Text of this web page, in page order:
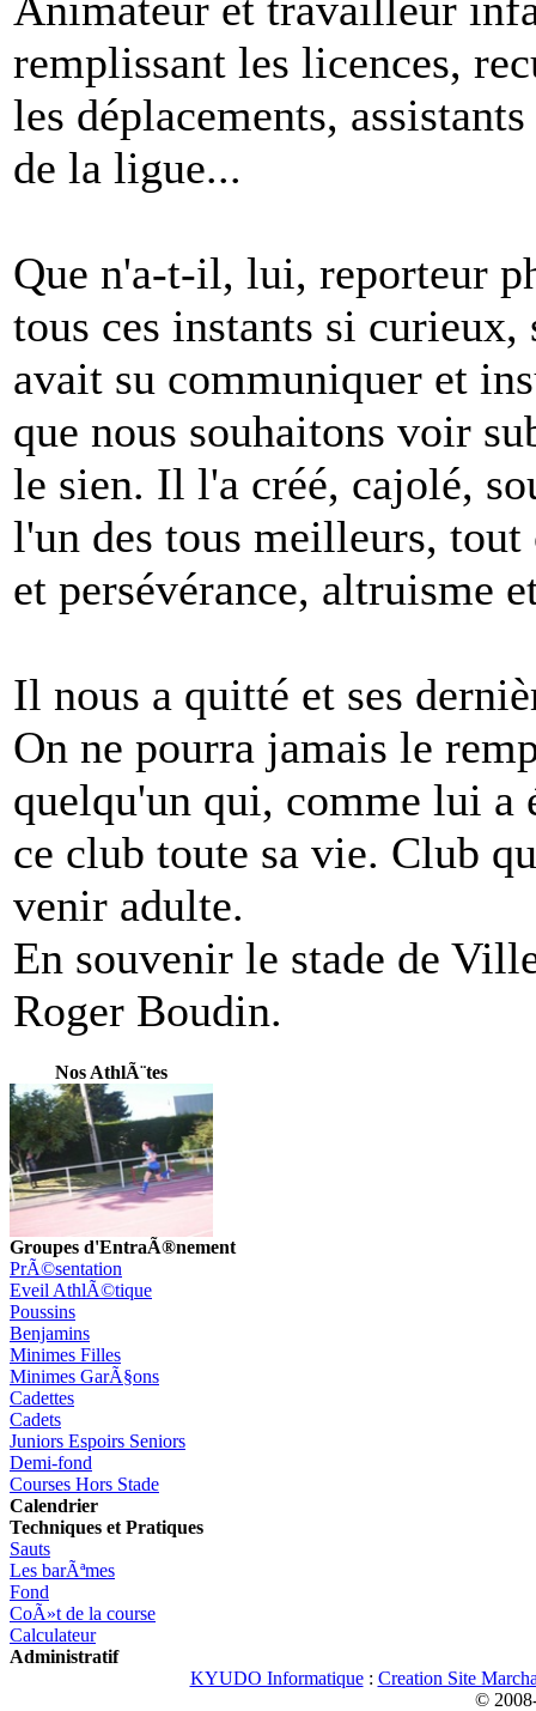
remplissant les licences,
les déplacements,
de la ligue...
Que n'a-t-il, lui, reporteur
tous ces instants si
avait su communiquer et
que nous souhaitons voir
le sien. Il l'a créé, cajolé,
l'un des tous meilleurs, tout
et persévérance, altruisme
Il nous a quitté et ses
On ne pourra jamais le
quelqu'un qui, comme lui a
ce club toute sa vie. Club
venir adulte.
En souvenir le stade de
Roger Boudin.
Nos AthlÃ¨tes
Groupes d'EntraÃ®nement
PrÃ©sentation
Eveil AthlÃ©tique
Poussins
Benjamins
Minimes Filles
Minimes GarÃ§ons
Cadettes
Cadets
Juniors Espoirs Seniors
Demi-fond
Courses Hors Stade
Calendrier
Techniques et Pratiques
Sauts
Les barÃªmes
Fond
CoÃ»t de la course
Calculateur
Administratif
KYUDO Informatique: Creation Site
©